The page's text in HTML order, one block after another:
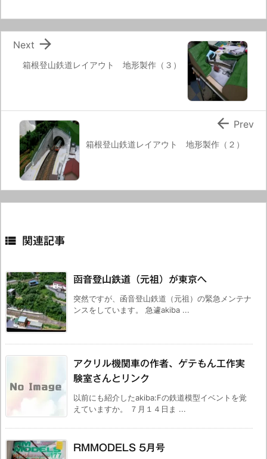
箱根登山鉄道レイアウト 地形製作（３）

Next
箱根登山鉄道レイアウト 地形製作（２）
 Prev
 関連記事
函音登山鉄道（元祖）が東京へ
突然ですが、函音登山鉄道（元祖）の緊急メンテナ
ンスをしています。 急遽akiba ...
アクリル機関車の作者、ゲテもん工作実
験室さんとリンク
以前にも紹介したakiba:Fの鉄道模型イベントを覚
えていますか。 ７月１４日ま ...
RMMODELS 5月号